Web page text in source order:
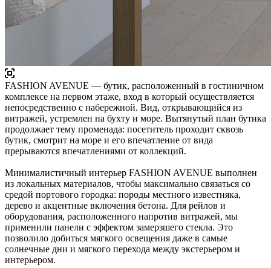
FASHION AVENUE — бутик, расположенный в гостиничном
комплексе на первом этаже, вход в который осуществляется
непосредственно с набережной. Вид, открывающийся из
витражей, устремлен на бухту и море. Вытянутый план бутика
продолжает тему променада: посетитель проходит сквозь
бутик, смотрит на море и его впечатление от вида
прерываются впечатлениями от коллекций.
Минималистичный интерьер FASHION AVENUE выполнен
из локальных материалов, чтобы максимально связаться со
средой портового городка: породы местного известняка,
дерево и акцентные включения бетона. Для рейлов и
оборудования, расположенного напротив витражей, мы
применили панели с эффектом замерзшего стекла. Это
позволило добиться мягкого освещения даже в самые
солнечные дни и мягкого перехода между экстерьером и
интерьером.